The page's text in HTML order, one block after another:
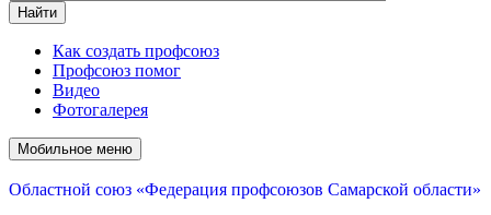
Найти
Как создать профсоюз
Профсоюз помог
Видео
Фотогалерея
Мобильное меню
Областной союз «Федерация профсоюзов Самарской области»